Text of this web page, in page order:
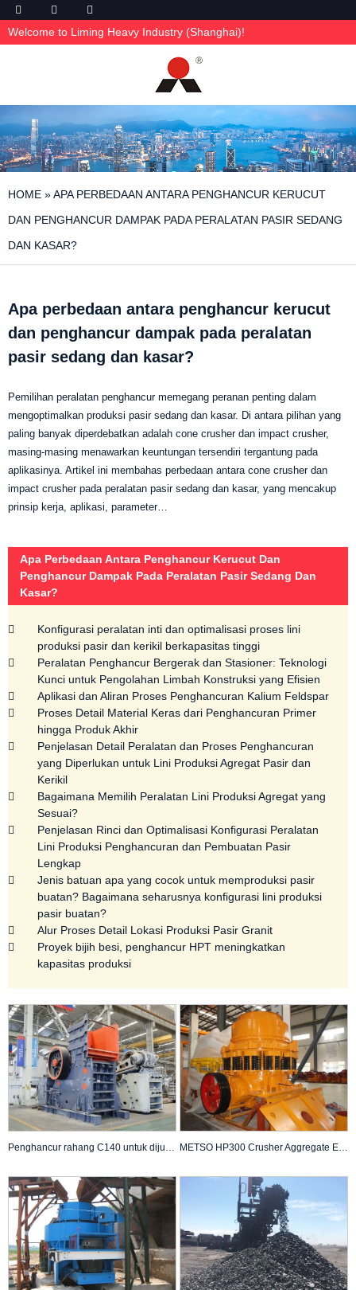
Welcome to Liming Heavy Industry (Shanghai)!
HOME »APA PERBEDAAN ANTARA PENGHANCUR KERUCUT
DAN PENGHANCUR DAMPAK PADA PERALATAN PASIR SEDANG
DAN KASAR?
Apa perbedaan antara penghancur kerucut
dan penghancur dampak pada peralatan
pasir sedang dan kasar?
Pemilihan peralatan penghancur memegang peranan penting dalam
mengoptimalkan produksi pasir sedang dan kasar. Di antara pilihan yang
paling banyak diperdebatkan adalah cone crusher dan impact crusher,
masing-masing menawarkan keuntungan tersendiri tergantung pada
aplikasinya. Artikel ini membahas perbedaan antara cone crusher dan
impact crusher pada peralatan pasir sedang dan kasar, yang mencakup
prinsip kerja, aplikasi, parameter…
Apa Perbedaan Antara Penghancur Kerucut Dan
Penghancur Dampak Pada Peralatan Pasir Sedang Dan
Kasar?
Konfigurasi peralatan inti dan optimalisasi proses lini
produksi pasir dan kerikil berkapasitas tinggi
Peralatan Penghancur Bergerak dan Stasioner: Teknologi
Kunci untuk Pengolahan Limbah Konstruksi yang Efisien
Aplikasi dan Aliran Proses Penghancuran Kalium Feldspar
Proses Detail Material Keras dari Penghancuran Primer
hingga Produk Akhir
Penjelasan Detail Peralatan dan Proses Penghancuran
yang Diperlukan untuk Lini Produksi Agregat Pasir dan
Kerikil
Bagaimana Memilih Peralatan Lini Produksi Agregat yang
Sesuai?
Penjelasan Rinci dan Optimalisasi Konfigurasi Peralatan
Lini Produksi Penghancuran dan Pembuatan Pasir
Lengkap
Jenis batuan apa yang cocok untuk memproduksi pasir
buatan? Bagaimana seharusnya konfigurasi lini produksi
pasir buatan?
Alur Proses Detail Lokasi Produksi Pasir Granit
Proyek bijih besi, penghancur HPT meningkatkan
kapasitas produksi